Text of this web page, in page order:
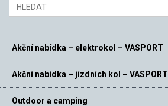
Akční nabídka – elektrokol – VASPORT
Akční nabídka – jízdních kol – VASPORT
Outdoor a camping